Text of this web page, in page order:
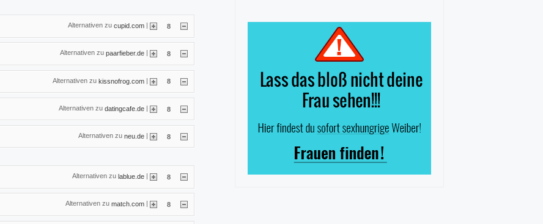
Alternativen zu cupid.com | 8
Alternativen zu paarfieber.de 8
Alternativen zu kissnofrog.com | 8
Alternativen zu datingcafe.de | 8
Alternativen zu neu.de | 8
Alternativen zu lablue.de 8
Alternativen zu match.com 8